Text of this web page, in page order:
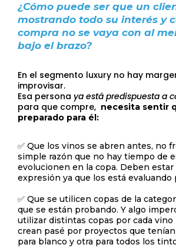
¿Cómo puede ser que un
mostrando todo su interés y
compra no se vaya con al
bajo el brazo?
En el segmento luxury no hay
improvisar.
Esa persona ya está predispuesta a
para que compre, necesita sentir
preparado para él:
✅ Que los vinos se abren antes, no
simple razón que no hay tiempo de
evolucionen en la copa. Deben estar
expresión ya que los está evaluando
✅ Que se utilicen copas de la
que se están probando. Y algo
utilizar distintas copas por cada vino
crean pasé por proyectos que tenían
para blanco y otra para todos los